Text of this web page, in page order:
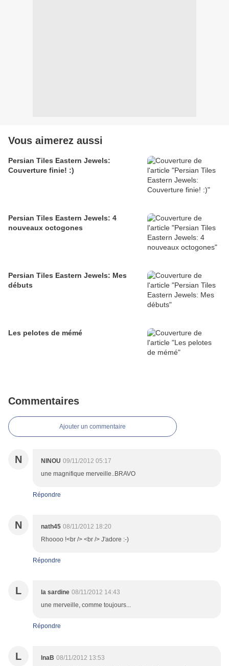
Vous aimerez aussi
Persian Tiles Eastern Jewels:
Couverture finie! :)
Persian Tiles Eastern Jewels: 4
nouveaux octogones
Persian Tiles Eastern Jewels: Mes
débuts
Les pelotes de mémé
Commentaires
Ajouter un commentaire
N NINOU 09/11/2012 05:17
une magnifique merveille..BRAVO
Répondre
N nath45 08/11/2012 18:20
Rhoooo !<br /> <br /> J'adore :-)
Répondre
L la sardine 08/11/2012 14:43
une merveille, comme toujours...
Répondre
L lnaB 08/11/2012 13:53